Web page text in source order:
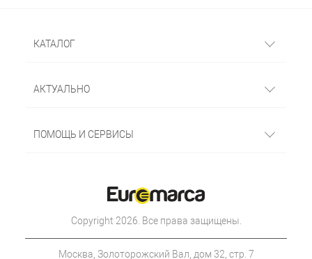
КАТАЛОГ
АКТУАЛЬНО
ПОМОЩЬ И СЕРВИСЫ
Copyright 2026. Все права защищены.
Москва, Золоторожский Вал, дом 32, стр. 7